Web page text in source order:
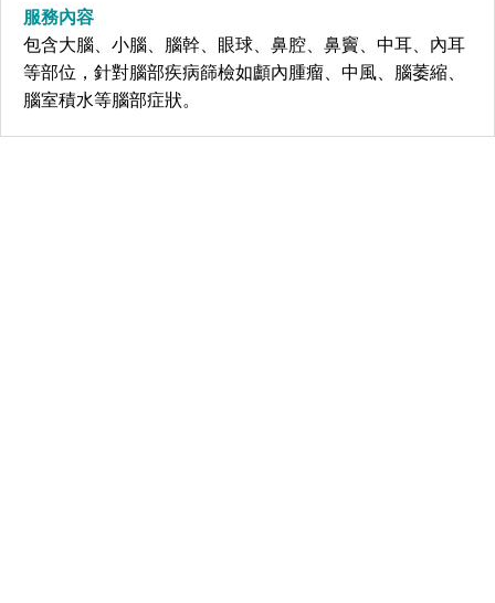
服務內容
包含大腦、小腦、腦幹、眼球、鼻腔、鼻竇、中耳、內耳
等部位，針對腦部疾病篩檢如顱內腫瘤、中風、腦萎縮、
腦室積水等腦部症狀。